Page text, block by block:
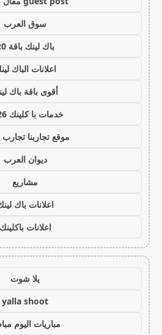
سوق العرب
باك لينك باقة 20
اعلانات الباك
أقوى باقة باك
خدمات با كلينك 2026
موقع تجاربنا تجارب
ديوان العرب
مشاريع
اعلانات باك
اعلانات باكلينك
يلا شوت
yalla shoot
مباريات اليوم